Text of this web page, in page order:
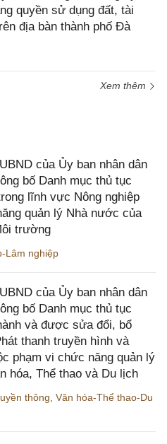
quyền sử dụng đất, tài
địa bàn thành phố Đà
Xem thêm
của Ủy ban nhân dân
bố Danh mục thủ tục
lĩnh vực Nông nghiệp
quản lý Nhà nước của
trường
Lâm nghiệp
của Ủy ban nhân dân
bố Danh mục thủ tục
và được sửa đổi, bổ
thanh truyền hình và
phạm vi chức năng quản lý
hóa, Thể thao và Du lịch
thông Văn hóa-Thể thao-Du